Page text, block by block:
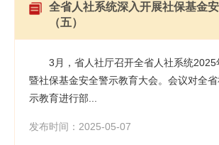
全省人社系统深入开展社保基金
（五）
3月，省人社厅召开全省人社系统2025
暨社保基金安全警示教育大会。会议对全
示教育进行部...
发布时间：2025-05-07